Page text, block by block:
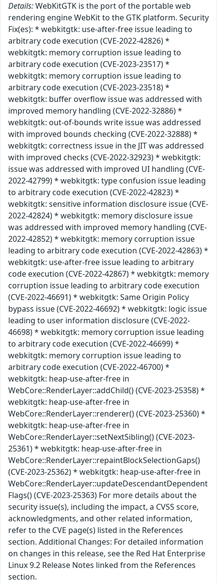
Details:WebKitGTK is the port of the portable web
rendering engine WebKit to the GTK platform. Security
Fix(es): * webkitgtk: use-after-free issue leading to
arbitrary code execution (CVE-2022-42826) *
webkitgtk: memory corruption issue leading to
arbitrary code execution (CVE-2023-23517) *
webkitgtk: memory corruption issue leading to
arbitrary code execution (CVE-2023-23518) *
webkitgtk: buffer overflow issue was addressed with
improved memory handling (CVE-2022-32886) *
webkitgtk: out-of-bounds write issue was addressed
with improved bounds checking (CVE-2022-32888) *
webkitgtk: correctness issue in the JIT was addressed
with improved checks (CVE-2022-32923) * webkitgtk:
issue was addressed with improved UI handling (CVE-
2022-42799) * webkitgtk: type confusion issue leading
to arbitrary code execution (CVE-2022-42823) *
webkitgtk: sensitive information disclosure issue (CVE-
2022-42824) * webkitgtk: memory disclosure issue
was addressed with improved memory handling (CVE-
2022-42852) * webkitgtk: memory corruption issue
leading to arbitrary code execution (CVE-2022-42863) *
webkitgtk: use-after-free issue leading to arbitrary
code execution (CVE-2022-42867) * webkitgtk: memory
corruption issue leading to arbitrary code execution
(CVE-2022-46691) * webkitgtk: Same Origin Policy
bypass issue (CVE-2022-46692) * webkitgtk: logic issue
leading to user information disclosure (CVE-2022-
46698) * webkitgtk: memory corruption issue leading
to arbitrary code execution (CVE-2022-46699) *
webkitgtk: memory corruption issue leading to
arbitrary code execution (CVE-2022-46700) *
webkitgtk: heap-use-after-free in
WebCore::RenderLayer::addChild() (CVE-2023-25358) *
webkitgtk: heap-use-after-free in
WebCore::RenderLayer::renderer() (CVE-2023-25360) *
webkitgtk: heap-use-after-free in
WebCore::RenderLayer::setNextSibling() (CVE-2023-
25361) * webkitgtk: heap-use-after-free in
WebCore::RenderLayer::repaintBlockSelectionGaps()
(CVE-2023-25362) * webkitgtk: heap-use-after-free in
WebCore::RenderLayer::updateDescendantDependent
Flags() (CVE-2023-25363) For more details about the
security issue(s), including the impact, a CVSS score,
acknowledgments, and other related information,
refer to the CVE page(s) listed in the References
section. Additional Changes: For detailed information
on changes in this release, see the Red Hat Enterprise
Linux 9.2 Release Notes linked from the References
section.